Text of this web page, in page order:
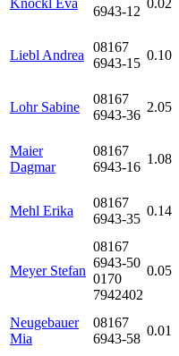
Knöckl Eva
6943-12
0.02
Liebl Andrea
08167
6943-15
0.10
Lohr Sabine
08167
6943-36
2.05
Maier
Dagmar
08167
6943-16
1.08
Mehl Erika
08167
6943-35
0.14
Meyer Stefan
08167
6943-50
0170
7942402
0.05
Neugebauer
Mia
08167
6943-58
0.01